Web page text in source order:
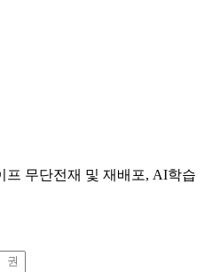
무단전재 및 재배포, AI학습